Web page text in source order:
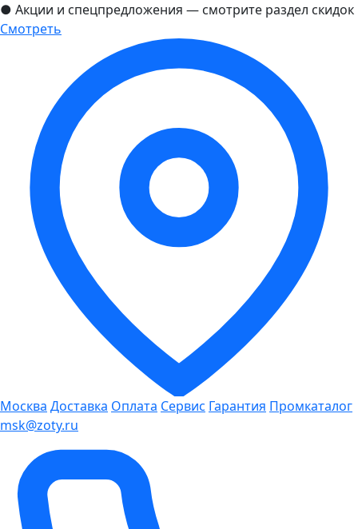
● Акции и спецпредложения — смотрите раздел скидок
Смотреть
Москва Доставка Оплата Сервис Гарантия Промкаталог
msk@zoty.ru